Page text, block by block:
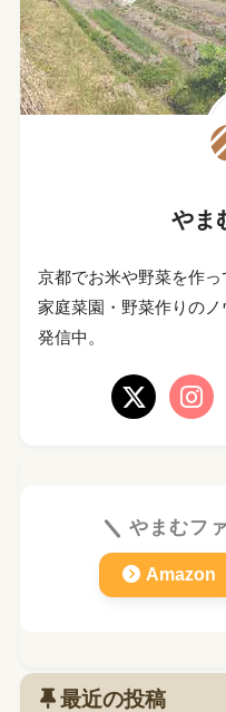
やま
京都でお米や野菜を作っ
家庭菜園・野菜作りの
発信中。
やまむフ
Amazon
最近の投稿